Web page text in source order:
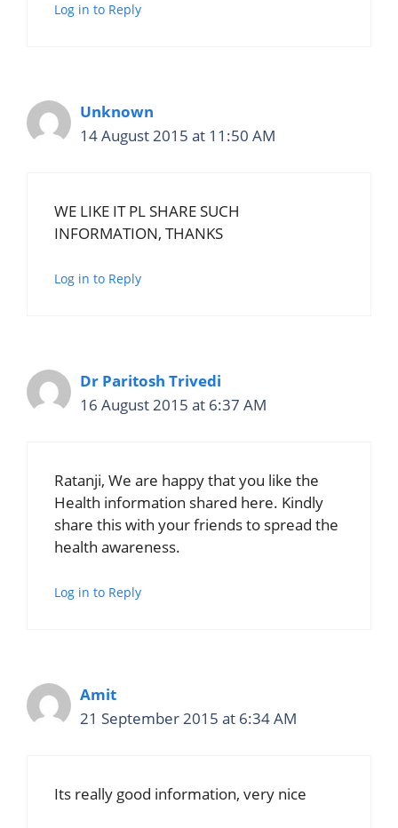
Log in to Reply
Unknown
14 August 2015 at 11:50 AM
WE LIKE IT PL SHARE SUCH
INFORMATION, THANKS
Log in to Reply
Dr Paritosh Trivedi
16 August 2015 at 6:37 AM
Ratanji, We are happy that you like the
Health information shared here. Kindly
share this with your friends to spread the
health awareness.
Log in to Reply
Amit
21 September 2015 at 6:34 AM
Its really good information, very nice